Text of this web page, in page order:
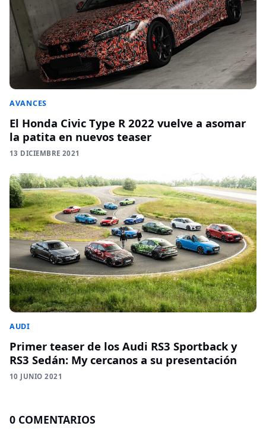
AVANCES
El Honda Civic Type R 2022 vuelve a asomar
la patita en nuevos teaser
13 DICIEMBRE 2021
AUDI
Primer teaser de los Audi RS3 Sportback y
RS3 Sedán: My cercanos a su presentación
10 JUNIO 2021
0 COMENTARIOS